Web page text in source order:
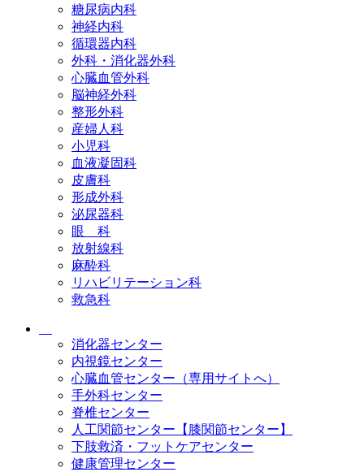
糖尿病内科
神経内科
循環器内科
外科・消化器外科
心臓血管外科
脳神経外科
整形外科
産婦人科
小児科
血液凝固科
皮膚科
形成外科
泌尿器科
眼 科
放射線科
麻酔科
リハビリテーション科
救急科
消化器センター
内視鏡センター
心臓血管センター（専用サイトへ）
手外科センター
脊椎センター
人工関節センター【膝関節センター】
下肢救済・フットケアセンター
健康管理センター